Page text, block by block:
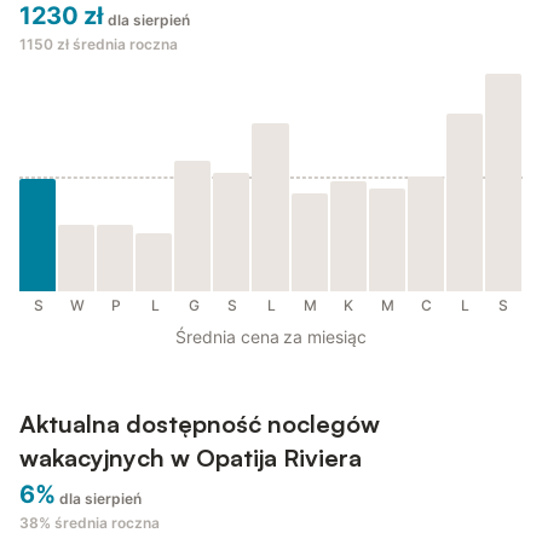
1230 zł dla sierpień
1150 zł średnia roczna
S W P L G S L M K M C L S
Średnia cena za miesiąc
Aktualna dostępność noclegów
wakacyjnych w Opatija Riviera
6% dla sierpień
38% średnia roczna